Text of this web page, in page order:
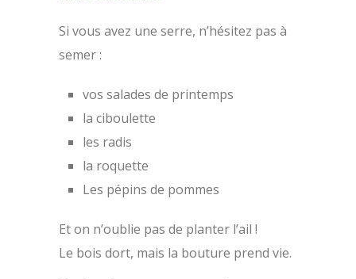
Si vous avez une serre, n’hésitez pas à
semer :
vos salades de printemps
la ciboulette
les radis
la roquette
Les pépins de pommes
Et on n’oublie pas de planter l’ail !
Le bois dort, mais la bouture prend vie.